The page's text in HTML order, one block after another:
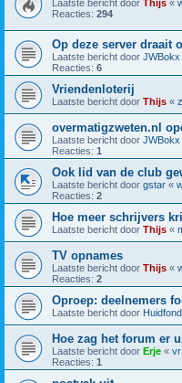
Laatste bericht door Thijs «
Reacties: 294
Op deze server draait
Laatste bericht door JWBokx
Reacties: 6
Vriendenloterij
Laatste bericht door Thijs «
overmatigzweten.nl
Laatste bericht door JWBokx
Reacties: 1
Ook lid van de club
Laatste bericht door gstar «
Reacties: 2
Hoe meer schrijvers
Laatste bericht door Thijs «
TV opnames
Laatste bericht door Thijs «
Reacties: 2
Oproep: deelnemers
Laatste bericht door
Hoe zag het forum er
Laatste bericht door Erje « vr
Reacties: 1